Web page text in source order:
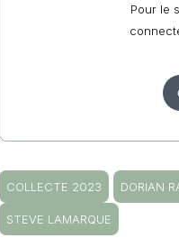
Pour le
COLLECTE 2023 DORIAN
STEVE LAMARQUE